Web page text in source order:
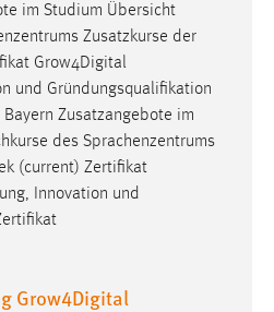
im Studium Übersicht
Zusatzkurse der
Grow4Digital
und Gründungsqualifikation
Zusatzangebote im
des Sprachenzentrums
(current) Zertifikat
Innovation und
Grow4Digital